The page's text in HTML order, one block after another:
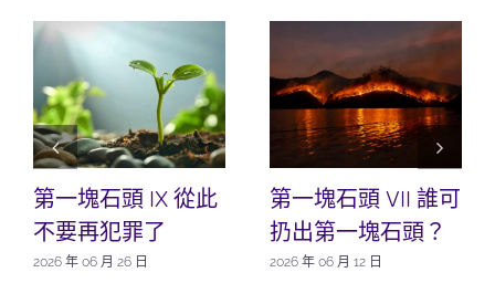
第一塊石頭 IX 從此
不要再犯罪了
2026 年 06 月 26 日
第一塊石頭 VII 誰可
扔出第一塊石頭？
2026 年 06 月 12 日